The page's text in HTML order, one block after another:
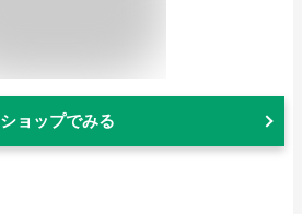
ショップでみる